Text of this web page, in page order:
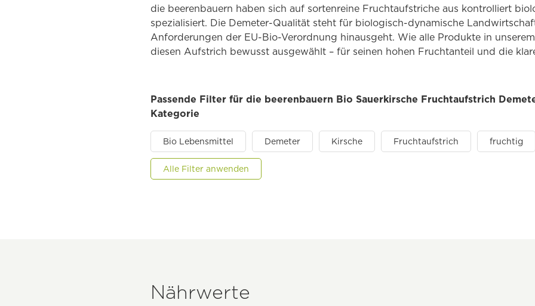
die beerenbauern haben sich auf sortenreine Fruchtaufstriche aus kontrolliert
spezialisiert. Die Demeter-Qualität steht für biologisch-dynamische
Anforderungen der EU-Bio-Verordnung hinausgeht. Wie alle Produkte in
diesen Aufstrich bewusst ausgewählt – für seinen hohen Fruchtanteil und die
Passende Filter für die beerenbauern Bio Sauerkirsche Fruchtaufstrich
Kategorie
Bio Lebensmittel Demeter Kirsche Fruchtaufstrich fruchtig
Alle Filter anwenden
Nährwerte